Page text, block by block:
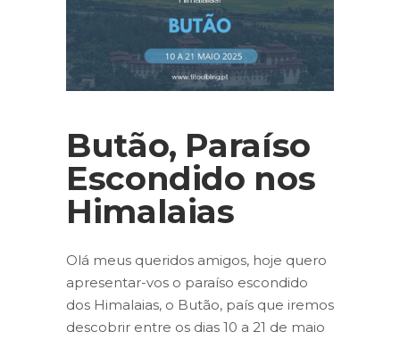
Butão, Paraíso
Escondido nos
Himalaias
Olá meus queridos amigos, hoje quero
apresentar-vos o paraíso escondido
dos Himalaias, o Butão, país que iremos
descobrir entre os dias 10 a 21 de maio